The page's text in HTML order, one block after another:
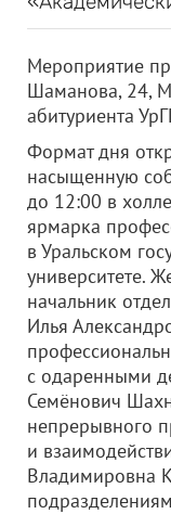
Мероприятие
Шаманова, 24,
абитуриента
Формат дня
насыщенную
до 12:00 в
ярмарка
в Уральском
университете.
начальник
Илья
с одаренными
Семёнович
непрерывного
и
Владимировна